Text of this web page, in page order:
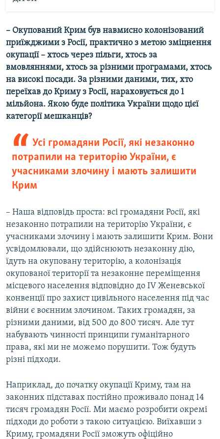
– Окупований Крим був навмисно колонізований
приїжджими з Росії, практично з метою зміцнення
окупації – хтось через пільги, хтось за
вмовляннями, хтось за різними програмами, хтось
на високі посади. За різними даними, тих, хто
переїхав до Криму з Росії, нараховується до 1
мільйона. Якою буде політика України щодо цієї
категорії мешканців?
Усі громадяни Росії, які незаконно
потрапили на територію України, є
учасниками злочину і мають залишити
Крим
– Наша відповідь проста: всі громадяни Росії, які
незаконно потрапили на територію України, є
учасниками злочину і мають залишити Крим. Вони
усвідомлювали, що здійснюють незаконну дію,
їдуть на окуповану територію, а колонізація
окупованої території та незаконне переміщення
місцевого населення відповідно до IV Женевської
конвенції про захист цивільного населення під час
війни є воєнним злочином. Таких громадян, за
різними даними, від 500 до 800 тисяч. Але тут
набувають чинності принципи гуманітарного
права, які ми не можемо порушити. Тож будуть
різні підходи.
Наприклад, до початку окупації Криму, там на
законних підставах постійно проживало понад 14
тисяч громадян Росії. Ми маємо розробити окремі
підходи до роботи з такою ситуацією. Виїхавши з
Криму, громадяни Росії зможуть офіційно